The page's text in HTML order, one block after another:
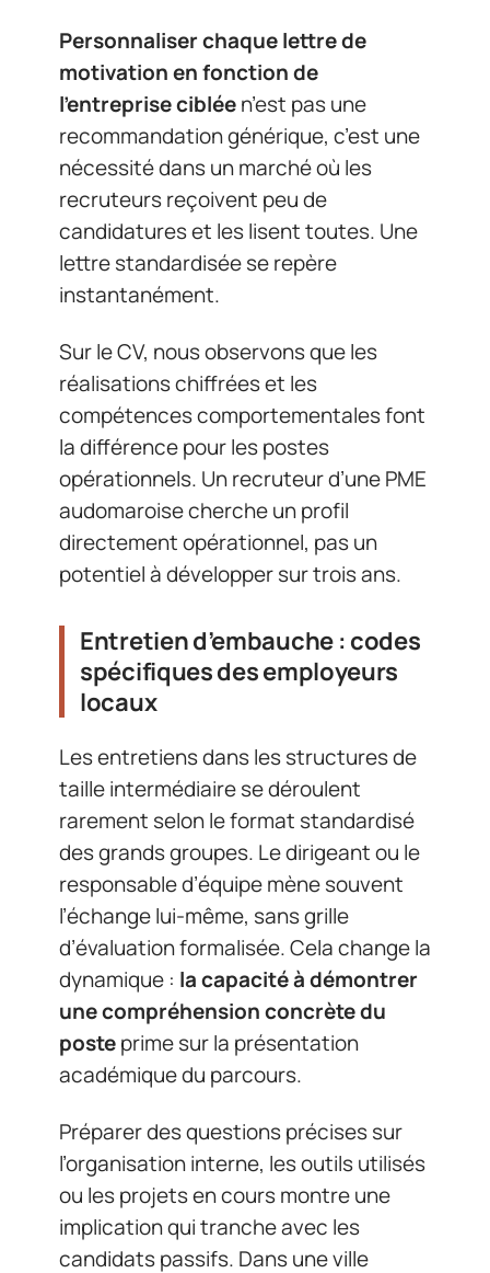
Personnaliser chaque lettre de
motivation en fonction de
l’entreprise cibléen’est pas une
recommandation générique, c’est une
nécessité dans un marché où les
recruteurs reçoivent peu de
candidatures et les lisent toutes. Une
lettre standardisée se repère
instantanément.
Sur le CV, nous observons que les
réalisations chiffrées et les
compétences comportementales font
la différence pour les postes
opérationnels. Un recruteur d’une PME
audomaroise cherche un profil
directement opérationnel, pas un
potentiel à développer sur trois ans.
Entretien d’embauche : codes
spécifiques des employeurs
locaux
Les entretiens dans les structures de
taille intermédiaire se déroulent
rarement selon le format standardisé
des grands groupes. Le dirigeant ou le
responsable d’équipe mène souvent
l’échange lui-même, sans grille
d’évaluation formalisée. Cela change la
dynamique : la capacité à démontrer
une compréhension concrète du
posteprime sur la présentation
académique du parcours.
Préparer des questions précises sur
l’organisation interne, les outils utilisés
ou les projets en cours montre une
implication qui tranche avec les
candidats passifs. Dans une ville